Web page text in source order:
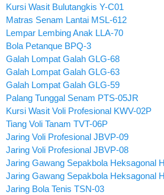
Kursi Wasit Bulutangkis Y-C01
Matras Senam Lantai MSL-612
Lempar Lembing Anak LLA-70
Bola Petanque BPQ-3
Galah Lompat Galah GLG-68
Galah Lompat Galah GLG-63
Galah Lompat Galah GLG-59
Palang Tunggal Senam PTS-05JR
Kursi Wasit Voli Profesional KWV-02P
Tiang Voli Tanam TVT-06P
Jaring Voli Profesional JBVP-09
Jaring Voli Profesional JBVP-08
Jaring Gawang Sepakbola Heksagonal
Jaring Gawang Sepakbola Heksagonal
Jaring Bola Tenis TSN-03